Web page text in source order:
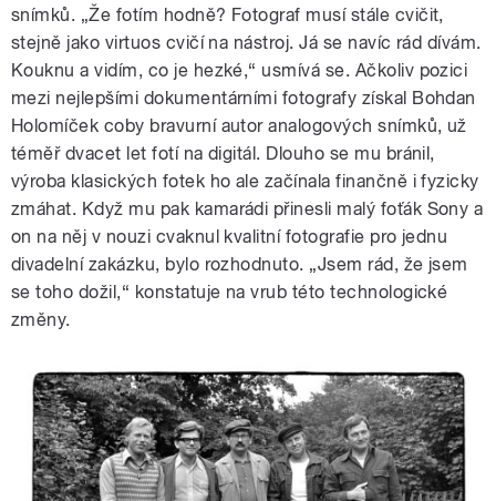
snímků. „Že fotím hodně? Fotograf musí stále cvičit,
stejně jako virtuos cvičí na nástroj. Já se navíc rád dívám.
Kouknu a vidím, co je hezké,“ usmívá se. Ačkoliv pozici
mezi nejlepšími dokumentárními fotografy získal Bohdan
Holomíček coby bravurní autor analogových snímků, už
téměř dvacet let fotí na digitál. Dlouho se mu bránil,
výroba klasických fotek ho ale začínala finančně i fyzicky
zmáhat. Když mu pak kamarádi přinesli malý foťák Sony a
on na něj v nouzi cvaknul kvalitní fotografie pro jednu
divadelní zakázku, bylo rozhodnuto. „Jsem rád, že jsem
se toho dožil,“ konstatuje na vrub této technologické
změny.